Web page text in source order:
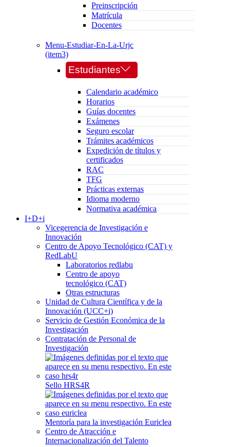
Preinscripción
Matrícula
Docentes
Menu-Estudiar-En-La-Urjc
(item3)
Estudiantes
Calendario académico
Horarios
Guías docentes
Exámenes
Seguro escolar
Trámites académicos
Expedición de títulos y
certificados
RAC
TFG
Prácticas externas
Idioma moderno
Normativa académica
I+D+i
Vicegerencia de Investigación e
Innovación
Centro de Apoyo Tecnológico (CAT) y
RedLabU
Laboratorios redlabu
Centro de apoyo
tecnológico (CAT)
Otras estructuras
Unidad de Cultura Científica y de la
Innovación (UCC+i)
Servicio de Gestión Económica de la
Investigación
Contratación de Personal de
Investigación
Sello HRS4R
Mentoría para la investigación Euriclea
Centro de Atracción e
Internacionalización del Talento